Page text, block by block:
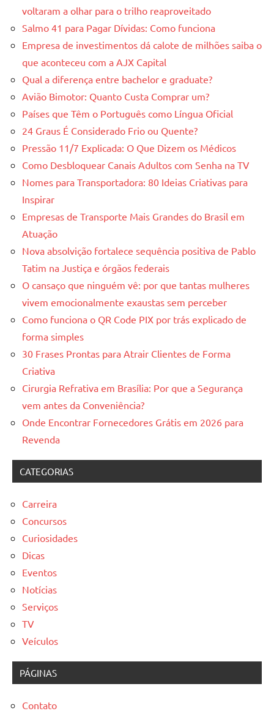
voltaram a olhar para o trilho reaproveitado
Salmo 41 para Pagar Dívidas: Como funciona
Empresa de investimentos dá calote de milhões saiba o
que aconteceu com a AJX Capital
Qual a diferença entre bachelor e graduate?
Avião Bimotor: Quanto Custa Comprar um?
Países que Têm o Português como Língua Oficial
24 Graus É Considerado Frio ou Quente?
Pressão 11/7 Explicada: O Que Dizem os Médicos
Como Desbloquear Canais Adultos com Senha na TV
Nomes para Transportadora: 80 Ideias Criativas para
Inspirar
Empresas de Transporte Mais Grandes do Brasil em
Atuação
Nova absolvição fortalece sequência positiva de Pablo
Tatim na Justiça e órgãos federais
O cansaço que ninguém vê: por que tantas mulheres
vivem emocionalmente exaustas sem perceber
Como funciona o QR Code PIX por trás explicado de
forma simples
30 Frases Prontas para Atrair Clientes de Forma
Criativa
Cirurgia Refrativa em Brasília: Por que a Segurança
vem antes da Conveniência?
Onde Encontrar Fornecedores Grátis em 2026 para
Revenda
CATEGORIAS
Carreira
Concursos
Curiosidades
Dicas
Eventos
Notícias
Serviços
TV
Veículos
PÁGINAS
Contato